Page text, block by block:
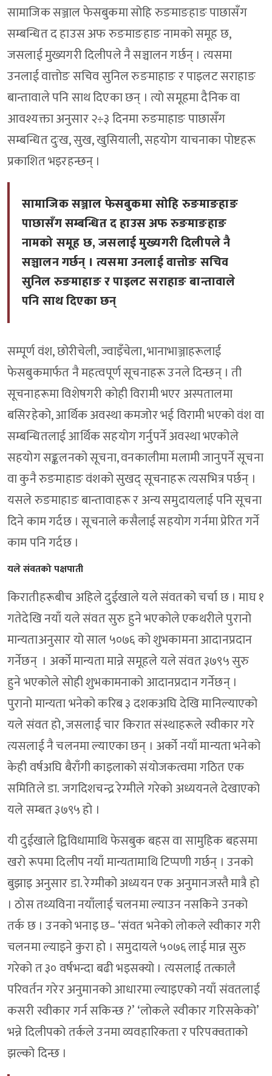
सामाजिक सञ्जाल फेसबुकमा सोहि रुङमाङहाङ पाछासँग
सम्बन्धित द हाउस अफ रुङमाङहाङ नामको समूह छ,
जसलाई मुख्यगरी दिलीपले नै सञ्चालन गर्छन् । त्यसमा
उनलाई वात्तोङ सचिव सुनिल रुङमाहाङ र पाइलट सराहाङ
बान्तावाले पनि साथ दिएका छन् । त्यो समूहमा दैनिक वा
आवश्यक्ता अनुसार २÷३ दिनमा रुङमाहाङ पाछासँग
सम्बन्धित दुःख, सुख, खुसियाली, सहयोग याचनाका पोष्टहरू
प्रकाशित भइरहन्छन् ।
सामाजिक सञ्जाल फेसबुकमा सोहि रुङमाङहाङ
पाछासँग सम्बन्धित द हाउस अफ रुङमाङहाङ
नामको समूह छ, जसलाई मुख्यगरी दिलीपले नै
सञ्चालन गर्छन् । त्यसमा उनलाई वात्तोङ सचिव
सुनिल रुङमाहाङ र पाइलट सराहाङ बान्तावाले
पनि साथ दिएका छन्
सम्पूर्ण वंश, छोरीचेली, ज्वाइँचेला, भानाभाञ्जाहरूलाई
फेसबुकमार्फत नै महत्वपूर्ण सूचनाहरू उनले दिन्छन् । ती
सूचनाहरूमा विशेषगरी कोही विरामी भएर अस्पतालमा
बसिरहेको, आर्थिक अवस्था कमजोर भई विरामी भएको वंश वा
सम्बन्धितलाई आर्थिक सहयोग गर्नुपर्ने अवस्था भएकोले
सहयोग सङ्कलनको सूचना, वनकालीमा मलामी जानुपर्ने सूचना
वा कुनै रुङमाहाङ वंशको सुखद् सूचनाहरू त्यसभित्र पर्छन् ।
यसले रुङमाहाङ बान्तावाहरू र अन्य समुदायलाई पनि सूचना
दिने काम गर्दछ । सूचनाले कसैलाई सहयोग गर्नमा प्रेरित गर्ने
काम पनि गर्दछ ।
यले संवतको पक्षपाती
किरातीहरूबीच अहिले दुईखाले यले संवतको चर्चा छ । माघ १
गतेदेखि नयाँ यले संवत सुरु हुने भएकोले एकथरीले पुरानो
मान्यताअनुसार यो साल ५०७६ को शुभकामना आदानप्रदान
गर्नेछन् । अर्को मान्यता मान्ने समूहले यले संवत ३७९५ सुरु
हुने भएकोले सोही शुभकामनाको आदानप्रदान गर्नेछन् ।
पुरानो मान्यता भनेको करिब ३ दशकअघि देखि मानिल्याएको
यले संवत हो, जसलाई चार किरात संस्थाहरूले स्वीकार गरे
त्यसलाई नै चलनमा ल्याएका छन् । अर्को नयाँ मान्यता भनेको
केही वर्षअघि बैराँगी काइलाको संयोजकत्वमा गठित एक
समितिले डा. जगदिशचन्द्र रेग्मीले गरेको अध्ययनले देखाएको
यले सम्बत ३७९५ हो ।
यी दुईखाले द्विविधामाथि फेसबुक बहस वा सामुहिक बहसमा
खरो रूपमा दिलीप नयाँ मान्यतामाथि टिप्पणी गर्छन् । उनको
बुझाइ अनुसार डा. रेग्मीको अध्ययन एक अनुमानजस्तै मात्रै हो
। ठोस तथ्यविना नयाँलाई चलनमा ल्याउन नसकिने उनको
तर्क छ । उनको भनाइ छ– ‘संवत भनेको लोकले स्वीकार गरी
चलनमा ल्याइने कुरा हो । समुदायले ५०७६ लाई मान्न सुरु
गरेको त ३० वर्षभन्दा बढी भइसक्यो । त्यसलाई तत्कालै
परिवर्तन गरेर अनुमानको आधारमा ल्याइएको नयाँ संवतलाई
कसरी स्वीकार गर्न सकिन्छ ?’ ‘लोकले स्वीकार गरिसकेको’
भन्ने दिलीपको तर्कले उनमा व्यवहारिकता र परिपक्वताको
झल्को दिन्छ ।